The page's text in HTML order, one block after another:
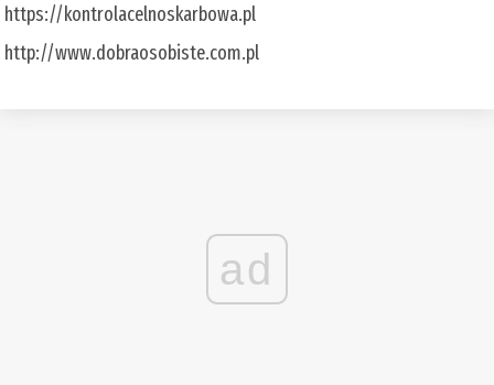
https://kontrolacelnoskarbowa.pl
http://www.dobraosobiste.com.pl
ad